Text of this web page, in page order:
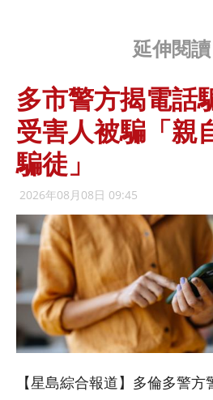
延伸閱讀
多市警方揭電話
受害人被騙「親
騙徒」
2026年08月08日 09:45
【星島綜合報道】多倫多警